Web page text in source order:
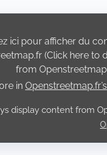
ici pour afficher du
(Click here to
from
in
display content from